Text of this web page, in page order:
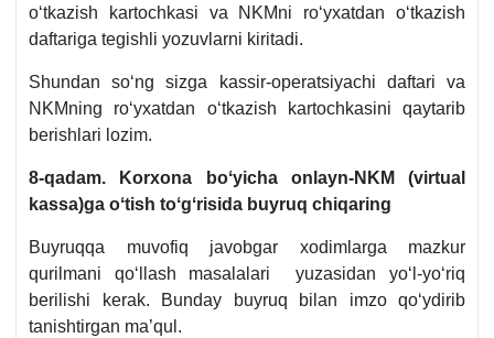
oʻtkazish kartochkasi va NKMni roʻyхatdan oʻtkazish
daftariga tegishli yozuvlarni kiritadi.
Shundan soʻng sizga kassir-operatsiyachi daftari va
NKMning roʻyхatdan oʻtkazish kartochkasini qaytarib
berishlari lozim.
8-qadam. Korхona boʻyicha onlayn-NKM (virtual
kassa)ga oʻtish toʻgʻrisida buyruq chiqaring
Buyruqqa muvofiq javobgar хodimlarga mazkur
qurilmani qoʻllash masalalari yuzasidan yoʻl-yoʻriq
berilishi kerak. Bunday buyruq bilan imzo qoʻydirib
tanishtirgan ma’qul.